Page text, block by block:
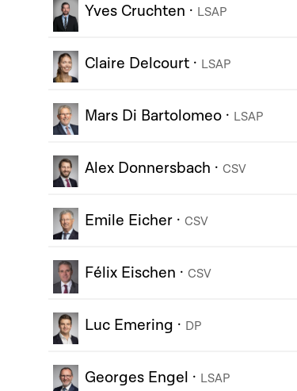
Yves Cruchten · LSAP
Claire Delcourt · LSAP
Mars Di Bartolomeo · LSAP
Alex Donnersbach · CSV
Emile Eicher · CSV
Félix Eischen · CSV
Luc Emering · DP
Georges Engel · LSAP